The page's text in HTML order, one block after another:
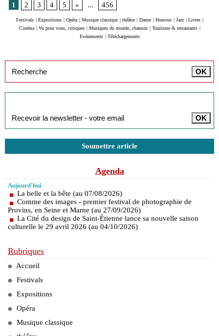
1
2 3 4 5 » ... 456
Festivals | Expositions | Opéra | Musique classique | théâtre | Danse | Humour | Jazz | Livres |
Cinéma | Vu pour vous, critiques | Musiques du monde, chanson | Tourisme & restaurants |
Evénements | Téléchargements
Soumettre article
Agenda
Aujourd'hui
La belle et la bête (au 07/08/2026)
Comme des images - premier festival de photographie de
Provins, en Seine et Marne (au 27/09/2026)
La Cité du design de Saint-Étienne lance sa nouvelle saison
culturelle le 29 avril 2026 (au 04/10/2026)
Rubriques
Accueil
Festivals
Expositions
Opéra
Musique classique